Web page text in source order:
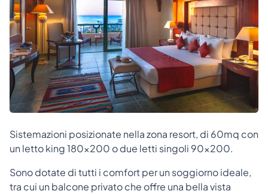
Sistemazioni posizionate nella zona resort, di 60mq con
un letto king 180x200 o due letti singoli 90x200.
Sono dotate di tutti i comfort per un soggiorno ideale,
tra cui un balcone privato che offre una bella vista